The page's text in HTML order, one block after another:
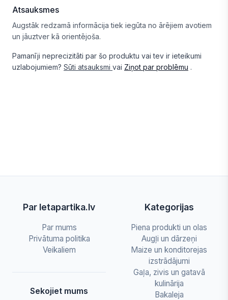
Atsauksmes
Augstāk redzamā informācija tiek iegūta no ārējiem avotiem
un jāuztver kā orientējoša.
Pamanīji neprecizitāti par šo produktu vai tev ir ieteikumi
uzlabojumiem? Sūti atsauksmi vai Ziņot par problēmu .
Par letapartika.lv
Par mums
Privātuma politika
Veikaliem
Sekojiet mums
Kategorijas
Piena produkti un olas
Augļi un dārzeņi
Maize un konditorejas
izstrādājumi
Gaļa, zivis un gatavā
kulinārija
Bakaleja